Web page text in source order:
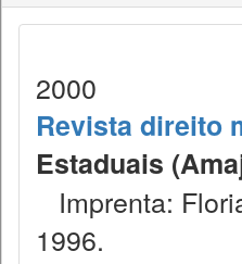
2000
Revista direito
Estaduais
Imprenta:
1996.